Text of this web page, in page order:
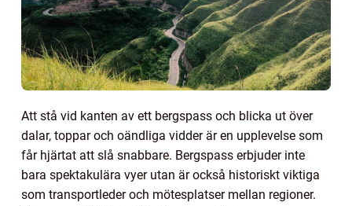
Att stå vid kanten av ett bergspass och blicka ut över
dalar, toppar och oändliga vidder är en upplevelse som
får hjärtat att slå snabbare. Bergspass erbjuder inte
bara spektakulära vyer utan är också historiskt viktiga
som transportleder och mötesplatser mellan regioner.